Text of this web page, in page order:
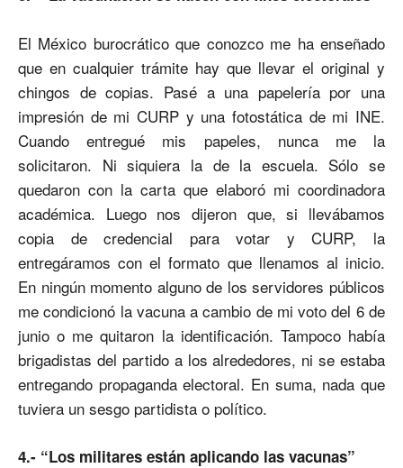
El México burocrático que conozco me ha enseñado
que en cualquier trámite hay que llevar el original y
chingos de copias. Pasé a una papelería por una
impresión de mi CURP y una fotostática de mi INE.
Cuando entregué mis papeles, nunca me la
solicitaron. Ni siquiera la de la escuela. Sólo se
quedaron con la carta que elaboró mi coordinadora
académica. Luego nos dijeron que, si llevábamos
copia de credencial para votar y CURP, la
entregáramos con el formato que llenamos al inicio.
En ningún momento alguno de los servidores públicos
me condicionó la vacuna a cambio de mi voto del 6 de
junio o me quitaron la identificación. Tampoco había
brigadistas del partido a los alrededores, ni se estaba
entregando propaganda electoral. En suma, nada que
tuviera un sesgo partidista o político.
4.- “Los militares están aplicando las vacunas”